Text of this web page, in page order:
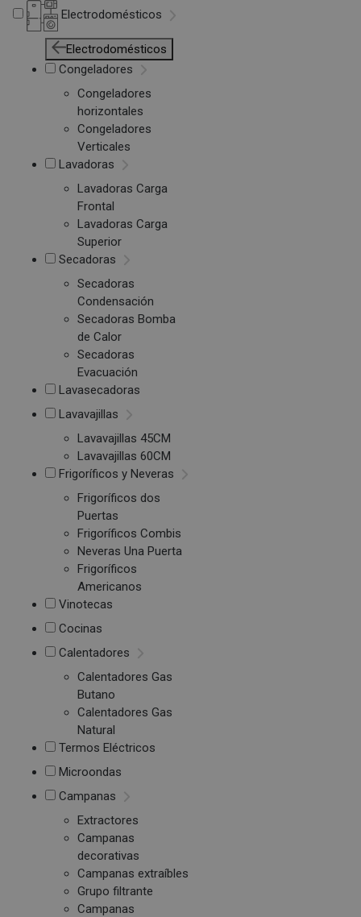
Electrodomésticos
Electrodomésticos
Congeladores
Congeladores
horizontales
Congeladores
Verticales
Lavadoras
Lavadoras Carga
Frontal
Lavadoras Carga
Superior
Secadoras
Secadoras
Condensación
Secadoras Bomba
de Calor
Secadoras
Evacuación
Lavasecadoras
Lavavajillas
Lavavajillas 45CM
Lavavajillas 60CM
Frigoríficos y Neveras
Frigoríficos dos
Puertas
Frigoríficos Combis
Neveras Una Puerta
Frigoríficos
Americanos
Vinotecas
Cocinas
Calentadores
Calentadores Gas
Butano
Calentadores Gas
Natural
Termos Eléctricos
Microondas
Campanas
Extractores
Campanas
decorativas
Campanas extraíbles
Grupo filtrante
Campanas